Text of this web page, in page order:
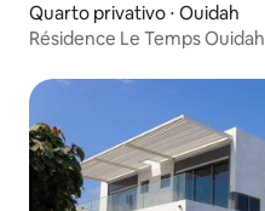
Quarto privativo ⋅ Ouidah
Résidence Le Temps Ouidah